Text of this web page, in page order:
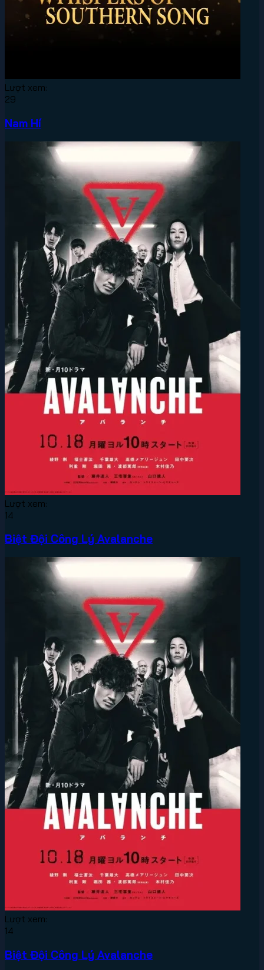
Lượt xem:
29
Nam Hí
Lượt xem:
14
Biệt Đội Công Lý Avalanche
Lượt xem:
14
Biệt Đội Công Lý Avalanche